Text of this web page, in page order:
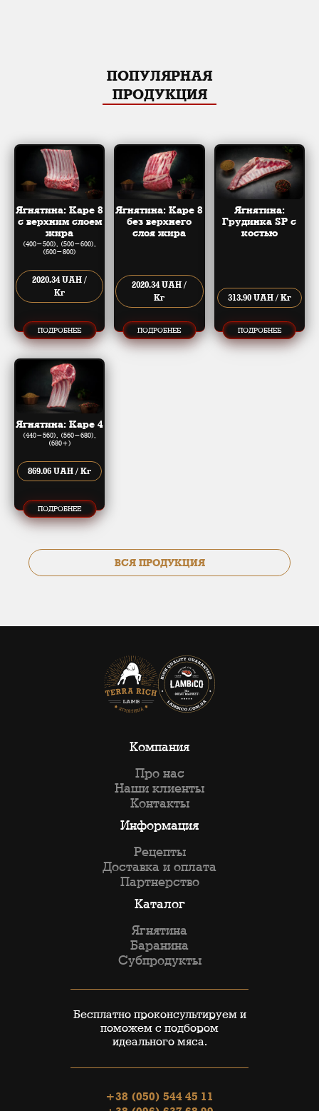
ПОПУЛЯРНАЯ
ПРОДУКЦИЯ
Ягнятина: Каре 8
с верхним слоем
жира
(400​-​500), (500​-​600),
(600​-​800)
2020.34 UAH /
Кг
ПОДРОБНЕЕ
Ягнятина: Каре 8
без верхнего
слоя жира
2020.34 UAH /
Кг
ПОДРОБНЕЕ
Ягнятина:
Грудинка SP с
костью
313.90 UAH / Кг
ПОДРОБНЕЕ
Ягнятина: Каре 4
(440​-​560), (560​-​680),
(680+)
869.06 UAH / Кг
ПОДРОБНЕЕ
ВСЯ ПРОДУКЦИЯ
Компания
Про нас
Наши клиенты
Контакты
Информация
Рецепты
Доставка и оплата
Партнерство
Каталог
Ягнятина
Баранина
Субпродукты
Бесплатно проконсультируем и
поможем с подбором
идеального мяса.
+38 (050) 544 45 11